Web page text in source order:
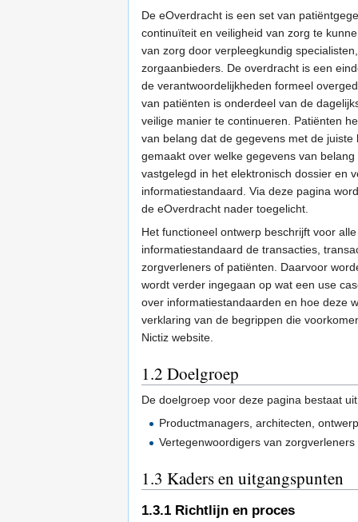
De eOverdracht is een set van
continuïteit en veiligheid van zorg te
van zorg door verpleegkundig
zorgaanbieders. De overdracht is een
de verantwoordelijkheden formeel
van patiënten is onderdeel van de
veilige manier te continueren. Patiënten
van belang dat de gegevens met de
gemaakt over welke gegevens van
vastgelegd in het elektronisch dossier en
informatiestandaard. Via deze pagina
de eOverdracht nader toegelicht.
Het functioneel ontwerp beschrijft voor
informatiestandaard de transacties,
zorgverleners of patiënten. Daarvoor
wordt verder ingegaan op wat een use
over informatiestandaarden en hoe deze
verklaring van de begrippen die
Nictiz website.
1.2 Doelgroep
De doelgroep voor deze pagina bestaat
Productmanagers, architecten,
Vertegenwoordigers van
1.3 Kaders en uitgangspunten
1.3.1 Richtlijn en proces